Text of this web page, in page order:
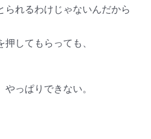
られるわけじゃないんだから
してもらっても、
っぱりできない。